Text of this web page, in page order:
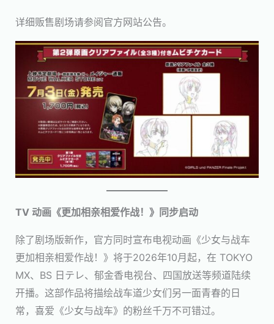
详细贩售剧场请参阅官方网站公告。
TV 动画《更加相亲相爱作战！》同步启动
除了剧场版新作，官方同时宣布电视动画《少女与战车
更加相亲相爱作战！》将于2026年10月起，在 TOKYO
MX、BS 日テレ、郁金香电视台、四国放送等频道陆续
开播。这部作品将描绘战车道少女们另一面青春的日
常，喜爱《少女与战车》的粉丝千万不可错过。